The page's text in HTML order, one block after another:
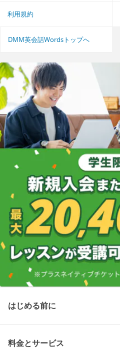
利用規約
DMM英会話Wordsトップへ
はじめる前に
料金とサービス